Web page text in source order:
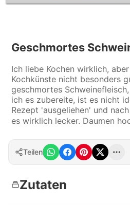
Geschmortes
Ich liebe Kochen wirklich,
Kochkünste nicht besonders
geschmortes
ich es zubereite, ist es nicht
Rezept 'ausgeliehen' und
es wirklich lecker. Daumen
Teilen
Zutaten